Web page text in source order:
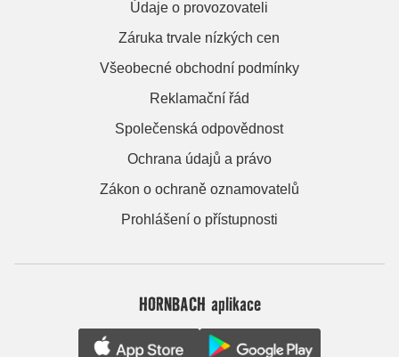
Údaje o provozovateli
Záruka trvale nízkých cen
Všeobecné obchodní podmínky
Reklamační řád
Společenská odpovědnost
Ochrana údajů a právo
Zákon o ochraně oznamovatelů
Prohlášení o přístupnosti
HORNBACH aplikace